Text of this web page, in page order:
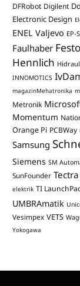
DFRobot Digilent
Electronic Design
ENEL Valjevo EP-
Faulhaber Festo
Hennlich
INNOMOTICS
magazinMehatronika
Metronik
Momentum
Orange Pi PCBWay
Samsung
Siemens SM
SunFounder
elektrik TI
UMBRAmatik
Vesimpex VETS
Yokogawa